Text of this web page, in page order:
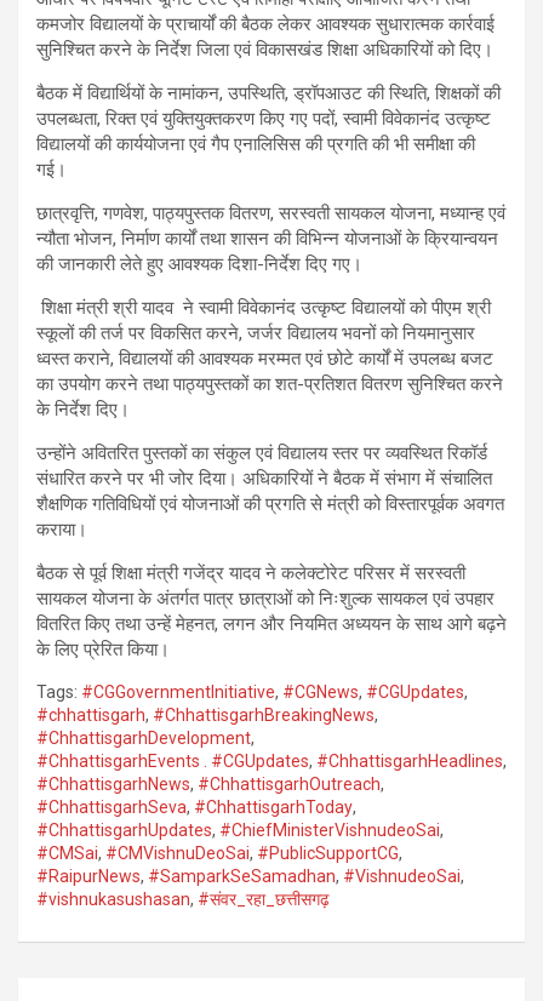
कमजोर विद्यालयों के प्राचार्यों की बैठक लेकर आवश्यक सुधारात्मक कार्रवाई
सुनिश्चित करने के निर्देश जिला एवं विकासखंड शिक्षा अधिकारियों को दिए।
बैठक में विद्यार्थियों के नामांकन, उपस्थिति, ड्रॉपआउट की स्थिति, शिक्षकों की
उपलब्धता, रिक्त एवं युक्तियुक्तकरण किए गए पदों, स्वामी विवेकानंद उत्कृष्ट
विद्यालयों की कार्ययोजना एवं गैप एनालिसिस की प्रगति की भी समीक्षा की
गई।
छात्रवृत्ति, गणवेश, पाठ्यपुस्तक वितरण, सरस्वती सायकल योजना, मध्यान्ह एवं
न्यौता भोजन, निर्माण कार्यों तथा शासन की विभिन्न योजनाओं के क्रियान्वयन
की जानकारी लेते हुए आवश्यक दिशा-निर्देश दिए गए।
शिक्षा मंत्री श्री यादव ने स्वामी विवेकानंद उत्कृष्ट विद्यालयों को पीएम श्री
स्कूलों की तर्ज पर विकसित करने, जर्जर विद्यालय भवनों को नियमानुसार
ध्वस्त कराने, विद्यालयों की आवश्यक मरम्मत एवं छोटे कार्यों में उपलब्ध बजट
का उपयोग करने तथा पाठ्यपुस्तकों का शत-प्रतिशत वितरण सुनिश्चित करने
के निर्देश दिए।
उन्होंने अवितरित पुस्तकों का संकुल एवं विद्यालय स्तर पर व्यवस्थित रिकॉर्ड
संधारित करने पर भी जोर दिया। अधिकारियों ने बैठक में संभाग में संचालित
शैक्षणिक गतिविधियों एवं योजनाओं की प्रगति से मंत्री को विस्तारपूर्वक अवगत
कराया।
बैठक से पूर्व शिक्षा मंत्री गजेंद्र यादव ने कलेक्टोरेट परिसर में सरस्वती
सायकल योजना के अंतर्गत पात्र छात्राओं को निःशुल्क सायकल एवं उपहार
वितरित किए तथा उन्हें मेहनत, लगन और नियमित अध्ययन के साथ आगे बढ़ने
के लिए प्रेरित किया।
Tags: #CGGovernmentInitiative, #CGNews, #CGUpdates,
#chhattisgarh, #ChhattisgarhBreakingNews,
#ChhattisgarhDevelopment,
#ChhattisgarhEvents . #CGUpdates, #ChhattisgarhHeadlines,
#ChhattisgarhNews, #ChhattisgarhOutreach,
#ChhattisgarhSeva, #ChhattisgarhToday,
#ChhattisgarhUpdates, #ChiefMinisterVishnudeoSai,
#CMSai, #CMVishnuDeoSai, #PublicSupportCG,
#RaipurNews, #SamparkSeSamadhan, #VishnudeoSai,
#vishnukasushasan, #संवर_रहा_छत्तीसगढ़